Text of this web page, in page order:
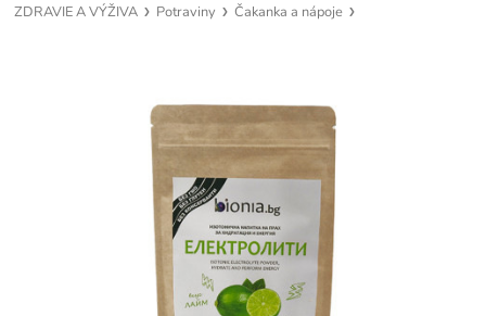
ZDRAVIE A VÝŽIVA Potraviny Čakanka a nápoje